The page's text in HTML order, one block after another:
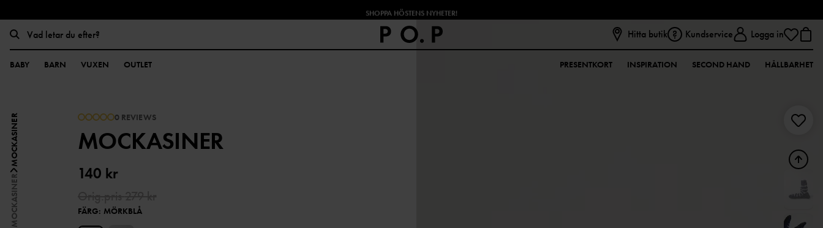
SHOPPA HÖSTENS NYHETER!
Hitta butik Kundservice Logga in
BABY BARN VUXEN OUTLET PRESENTKORT INSPIRATION SECOND HAND HÅLLBARHET
MOCKASINER
MOCKASINER 0 REVIEWS
MOCKASINER
140 kr
FÄRG: MÖRKBLÅ